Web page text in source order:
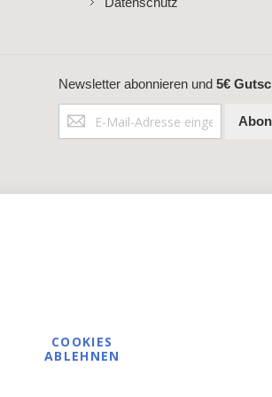
Newsletter abonnieren und5€
Anmeldung
zum
Bereich
COOKIES
ABLEHNEN